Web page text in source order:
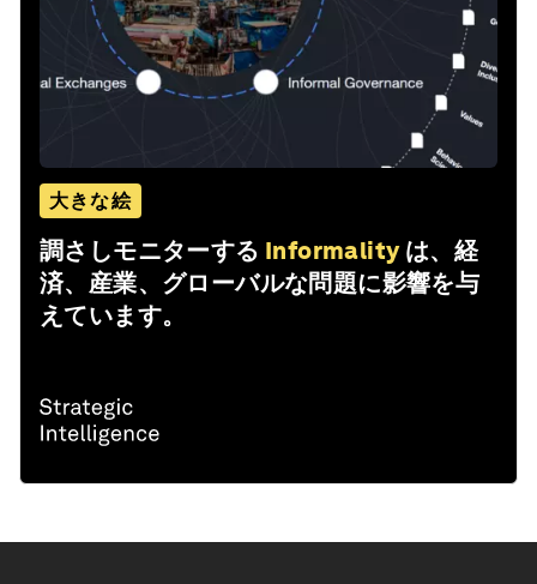
大きな絵
調さしモニターする Informality は、経
済、産業、グローバルな問題に影響を与
えています。